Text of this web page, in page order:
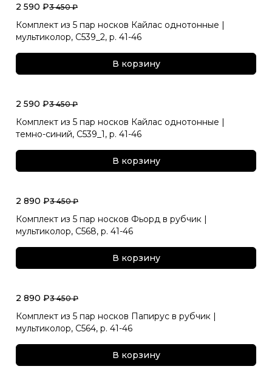
2 590 ₽3 450 ₽
Комплект из 5 пар носков Кайлас однотонные |
мультиколор, С539_2, р. 41-46
В корзину
2 590 ₽3 450 ₽
Комплект из 5 пар носков Кайлас однотонные |
темно-синий, С539_1, р. 41-46
В корзину
2 890 ₽3 450 ₽
Комплект из 5 пар носков Фьорд в рубчик |
мультиколор, С568, р. 41-46
В корзину
2 890 ₽3 450 ₽
Комплект из 5 пар носков Папирус в рубчик |
мультиколор, С564, р. 41-46
В корзину